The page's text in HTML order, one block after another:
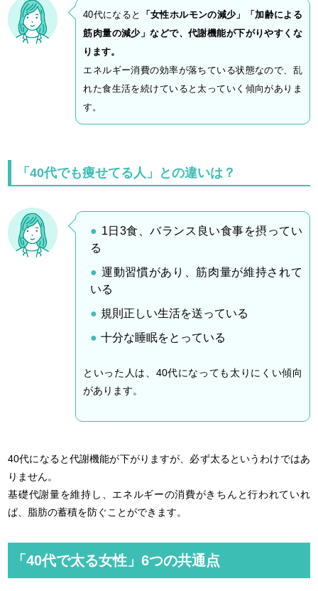
40代になると 「 女性ホルモンの減少」
「加齢による
筋肉量の減少」などで、代謝機能が下がりやすくな
ります。
エネルギー消費の効率が落ちている状態なので、乱
れた食生活を続けていると太っていく傾向がありま
す。
「40代でも痩せてる人」との違いは？
1日3食、バランス良い食事を摂ってい
る
運動習慣があり、筋肉量が維持されて
いる
規則正しい生活を送っている
十分な睡眠をとっている
といった人は、40代になっても太りにくい傾向
があります。
40代になると代謝機能が下がりますが、必ず太るというわけではあ
りません。
基礎代謝量を維持し、エネルギーの消費がきちんと行われていれ
ば、脂肪の蓄積を防ぐことができます。
「40代で太る女性」6つの共通点